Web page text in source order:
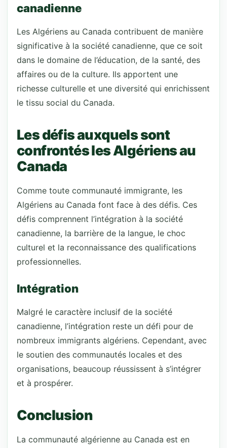
canadienne
Les Algériens au Canada contribuent de manière
significative à la société canadienne, que ce soit
dans le domaine de l’éducation, de la santé, des
affaires ou de la culture. Ils apportent une
richesse culturelle et une diversité qui enrichissent
le tissu social du Canada.
Les défis auxquels sont
confrontés les Algériens au
Canada
Comme toute communauté immigrante, les
Algériens au Canada font face à des défis. Ces
défis comprennent l’intégration à la société
canadienne, la barrière de la langue, le choc
culturel et la reconnaissance des qualifications
professionnelles.
Intégration
Malgré le caractère inclusif de la société
canadienne, l’intégration reste un défi pour de
nombreux immigrants algériens. Cependant, avec
le soutien des communautés locales et des
organisations, beaucoup réussissent à s’intégrer
et à prospérer.
Conclusion
La communauté algérienne au Canada est en